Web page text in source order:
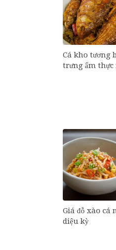
Cá kho tương
trưng ẩm thực
Giá đỗ xào cá
diệu kỳ